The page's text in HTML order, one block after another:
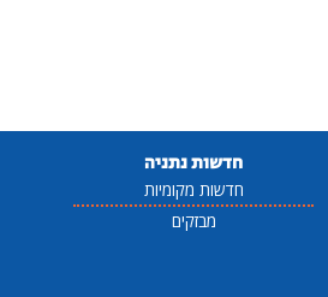
חדשות נתניה
חדשות מקומיות
מבזקים